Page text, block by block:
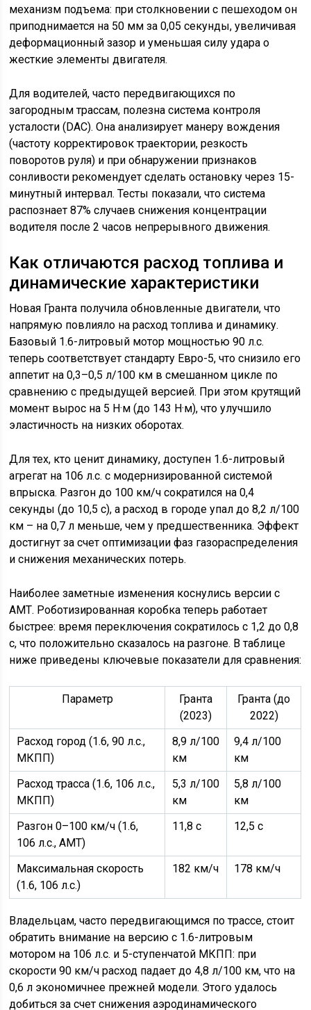
механизм подъема: при столкновении с пешеходом он
приподнимается на 50 мм за 0,05 секунды, увеличивая
деформационный зазор и уменьшая силу удара о
жесткие элементы двигателя.
Для водителей, часто передвигающихся по
загородным трассам, полезна система контроля
усталости (DAC). Она анализирует манеру вождения
(частоту корректировок траектории, резкость
поворотов руля) и при обнаружении признаков
сонливости рекомендует сделать остановку через 15-
минутный интервал. Тесты показали, что система
распознает 87% случаев снижения концентрации
водителя после 2 часов непрерывного движения.
Как отличаются расход топлива и
динамические характеристики
Новая Гранта получила обновленные двигатели, что
напрямую повлияло на расход топлива и динамику.
Базовый 1.6-литровый мотор мощностью 90 л.с.
теперь соответствует стандарту Евро-5, что снизило его
аппетит на 0,3–0,5 л/100 км в смешанном цикле по
сравнению с предыдущей версией. При этом крутящий
момент вырос на 5 Н·м (до 143 Н·м), что улучшило
эластичность на низких оборотах.
Для тех, кто ценит динамику, доступен 1.6-литровый
агрегат на 106 л.с. с модернизированной системой
впрыска. Разгон до 100 км/ч сократился на 0,4
секунды (до 10,5 с), а расход в городе упал до 8,2 л/100
км – на 0,7 л меньше, чем у предшественника. Эффект
достигнут за счет оптимизации фаз газораспределения
и снижения механических потерь.
Наиболее заметные изменения коснулись версии с
АМТ. Роботизированная коробка теперь работает
быстрее: время переключения сократилось с 1,2 до 0,8
с, что положительно сказалось на разгоне. В таблице
ниже приведены ключевые показатели для сравнения:
Параметр
Гранта
(2023)
Гранта (до
2022)
Расход город (1.6, 90 л.с.,
МКПП)
8,9 л/100
км
9,4 л/100
км
Расход трасса (1.6, 106 л.с.,
МКПП)
5,3 л/100
км
5,8 л/100
км
Разгон 0–100 км/ч (1.6,
106 л.с., АМТ)
11,8 с 12,5 с
Максимальная скорость
(1.6, 106 л.с.)
182 км/ч 178 км/ч
Владельцам, часто передвигающимся по трассе, стоит
обратить внимание на версию с 1.6-литровым
мотором на 106 л.с. и 5-ступенчатой МКПП: при
скорости 90 км/ч расход падает до 4,8 л/100 км, что на
0,6 л экономичнее прежней модели. Этого удалось
добиться за счет снижения аэродинамического